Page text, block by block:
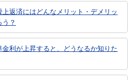
返済にはどんなメリット・デメリッ
う？
金利が上昇すると、どうなるか知りた